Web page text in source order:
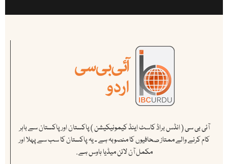
آئی بی سی ( انڈس براڈ کاسٹ اینڈ کیمونیکیشن ) پاکستان اور پاکستان سے باہر
کام کرنے والے ممتاز صحافیوں کا منصوبہ ہے ۔ یہ پاکستان کا سب سے پہلا اور
مکمل آن لائن میڈیا ہاوس ہے .